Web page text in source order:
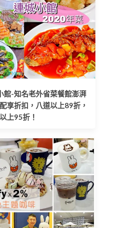
館-知名老外省菜餐館澎湃
享折扣，八道以上89折，
上95折！